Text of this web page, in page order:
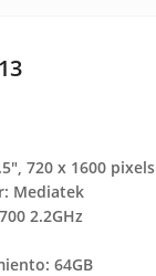
720 x 1600 pixels
Mediatek
2.2GHz
64GB